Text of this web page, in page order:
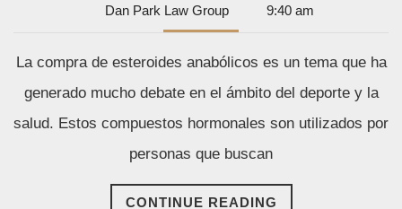
Todo
lo
que
Debes
Dan Park Law GroupDan
Park
Group
9:40 am
La compra de esteroides anabólicos es un tema que ha
generado mucho debate en el ámbito del deporte y la
salud. Estos compuestos hormonales son utilizados por
personas que buscan
CONTINUE READING